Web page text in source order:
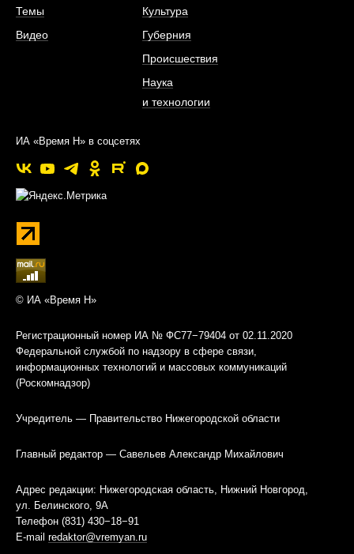
Темы
Видео
Культура
Губерния
Происшествия
Наука
и технологии
ИА «Время Н» в соцсетях
© ИА «Время Н»
Регистрационный номер ИА № ФС77−79404 от 02.11.2020
Федеральной службой по надзору в сфере связи,
информационных технологий и массовых коммуникаций
(Роскомнадзор)
Учредитель — Правительство Нижегородской области
Главный редактор — Савельев Александр Михайлович
Адрес редакции: Нижегородская область, Нижний Новгород,
ул. Белинского, 9А
Телефон (831) 430−18−91
E-mail redaktor@vremyan.ru